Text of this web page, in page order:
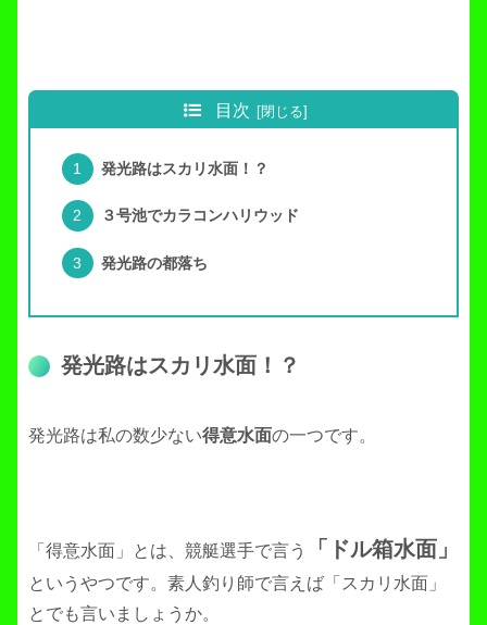
目次
発光路はスカリ水面！？
３号池でカラコンハリウッド
発光路の都落ち
発光路はスカリ水面！？
発光路は私の数少ない得意水面の一つです。
「得意水面」とは、競艇選手で言う 「ドル箱水面」
というやつです。素人釣り師で言えば「スカリ水面」
とでも言いましょうか。